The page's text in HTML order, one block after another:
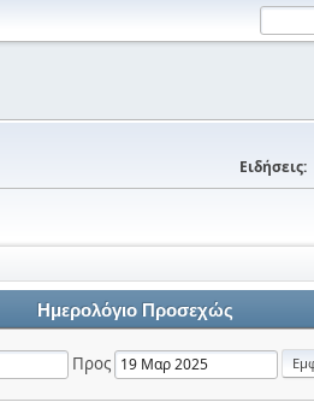
Ειδήσεις:
Ημερολόγιο Προσεχώς
Προς